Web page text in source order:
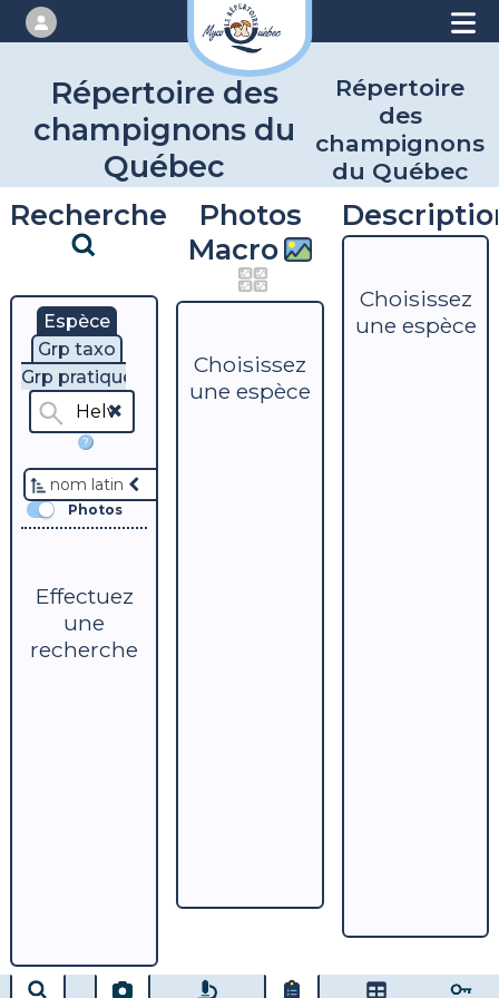
Répertoire des
champignons du
Québec
Répertoire
des
champignons
du Québec
Recherche
Espèce
Grp taxo
Grp pratique
?
nom latin
Photos
Effectuez
une
recherche
Photos
Macro
Choisissez
une espèce
Choisissez
une espèce